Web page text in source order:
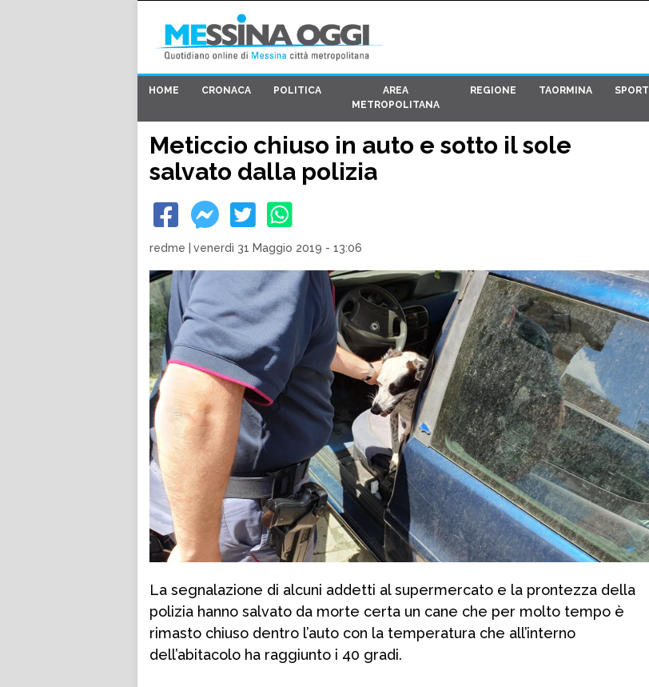
HOME CRONACA POLITICA
AREA
METROPOLITANA
REGIONE TAORMINA SPORT
Meticcio chiuso in auto e sotto il sole
salvato dalla polizia
redme venerdì 31 Maggio 2019 - 13:06
La segnalazione di alcuni addetti al supermercato e la prontezza della
polizia hanno salvato da morte certa un cane che per molto tempo è
rimasto chiuso dentro l’auto con la temperatura che all’interno
dell’abitacolo ha raggiunto i 40 gradi.